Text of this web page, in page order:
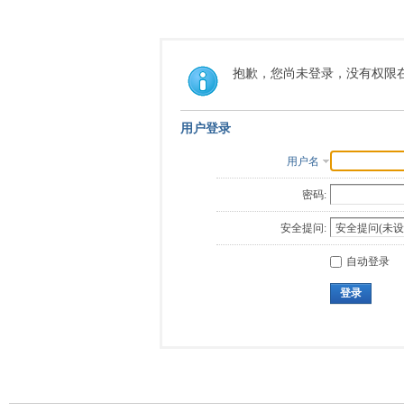
抱歉，您尚未登录，没有权限
用户登录
用户名
密码:
安全提问:
自动登录
登录